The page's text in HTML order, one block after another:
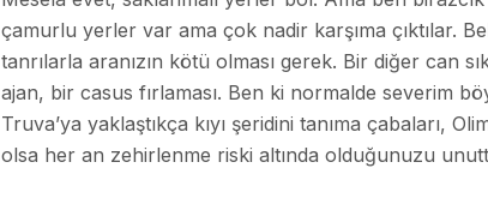
çamurlu yerler var ama çok nadir karşıma çıktılar.
tanrılarla aranızın kötü olması gerek. Bir diğer can
ajan, bir casus fırlaması. Ben ki normalde severim
Truva’ya yaklaştıkça kıyı şeridini tanıma çabaları,
olsa her an zehirlenme riski altında olduğunuzu